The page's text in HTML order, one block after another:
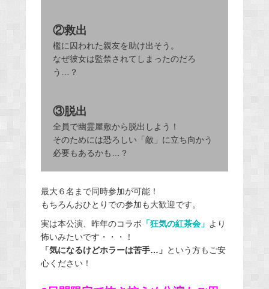
②救出
檻に囚われた親友を助け出そう。
なぜ彼女は監禁されてしまったのだろ
う…？
③脱出
全員で幽霊屋敷から脱出しよう！
そのためには恐ろしい「敵」に立ち向かう
必要もあるかも…？
最大６名まで同時参加が可能！
もちろんおひとりでの参加も大歓迎です。
実は本公演、昨年のコラボ 「狂気の紅茶会」 より
怖いみたいです・・・！
「気になるけどホラーは苦手…」 という方もご安
心ください！